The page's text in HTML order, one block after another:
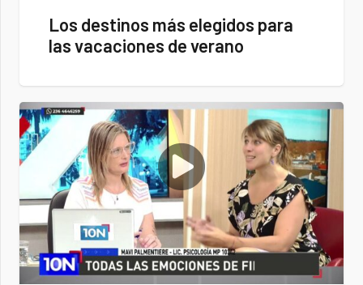
Los destinos más elegidos para
las vacaciones de verano